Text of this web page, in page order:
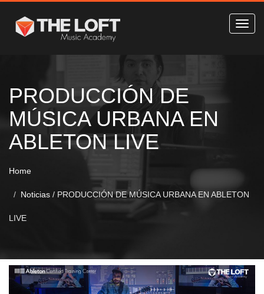
PRODUCCIÓN DE
MÚSICA URBANA EN
ABLETON LIVE
Home
Noticias / PRODUCCIÓN DE MÚSICA URBANA EN ABLETON
LIVE